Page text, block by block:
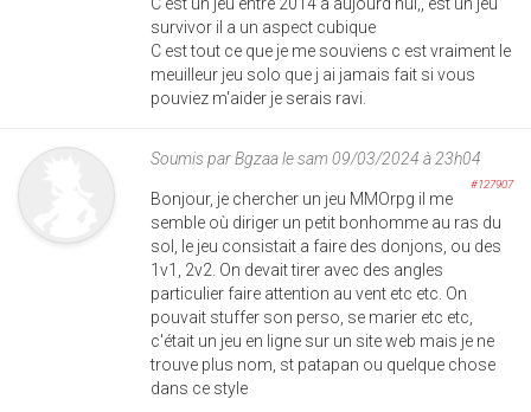
survivor il a un aspect cubique
C est tout ce que je me souviens c est vraiment le
meuilleur jeu solo que j ai jamais fait si vous
pouviez m'aider je serais ravi.
Soumis parBgzaale sam 09/03/2024 à 23h04
#127907
Bonjour, je chercher un jeu MMOrpg il me
semble où diriger un petit bonhomme au ras du
sol, le jeu consistait a faire des donjons, ou des
1v1, 2v2. On devait tirer avec des angles
particulier faire attention au vent etc etc. On
pouvait stuffer son perso, se marier etc etc,
c'était un jeu en ligne sur un site web mais je ne
trouve plus nom, st patapan ou quelque chose
dans ce style